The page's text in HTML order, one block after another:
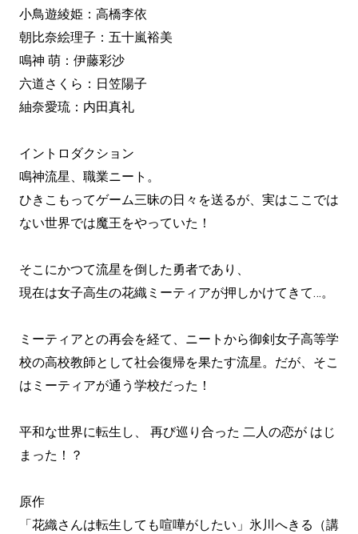
小鳥遊綾姫：高橋李依
朝比奈絵理子：五十嵐裕美
鳴神 萌：伊藤彩沙
六道さくら：日笠陽子
紬奈愛琉：内田真礼
イントロダクション
鳴神流星、職業ニート。
ひきこもってゲーム三昧の日々を送るが、実はここでは
ない世界では魔王をやっていた！
そこにかつて流星を倒した勇者であり、
現在は女子高生の花織ミーティアが押しかけてきて…。
ミーティアとの再会を経て、ニートから御剣女子高等学
校の高校教師として社会復帰を果たす流星。だが、そこ
はミーティアが通う学校だった！
平和な世界に転生し、 再び巡り合った 二人の恋が はじ
まった！？
原作
「花織さんは転生しても喧嘩がしたい」氷川へきる（講